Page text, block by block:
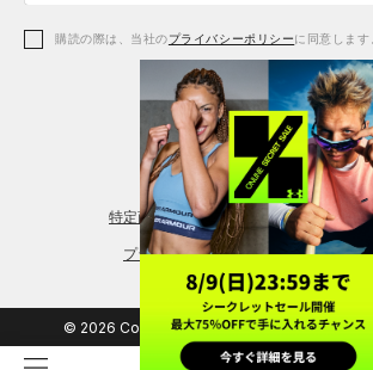
アクセサリー
レギンス＆タイツ
シューズ
購読の際は、当社のプライバシーポリシーに同意します
特定商取引法に基づく通販の表記
プライバシーポリシー
© 2026 Copyright DOME Corporation. All